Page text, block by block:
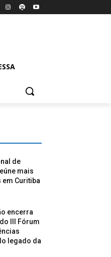
de
mais
Curitiba
encerra
III Fórum
legado da